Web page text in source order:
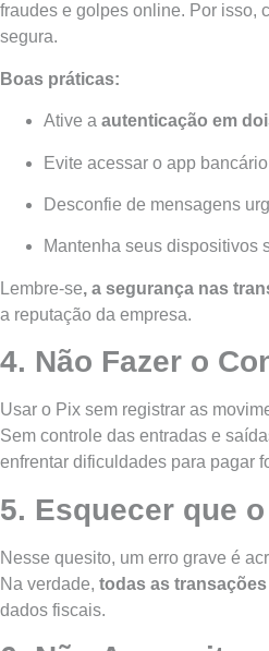
fraudes e golpes online. Por isso,
segura.
Boas práticas:
Ative a autenticação em
Evite acessar o app
Desconfie de mensagens
Mantenha seus dispositivos
Lembre-se, a segurança nas
a reputação da empresa.
4. Não Fazer o
Usar o Pix sem registrar as
Sem controle das entradas e
enfrentar dificuldades para pagar
5. Esquecer que
Nesse quesito, um erro grave é
Na verdade, todas as
dados fiscais.